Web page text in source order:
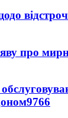
про
9766